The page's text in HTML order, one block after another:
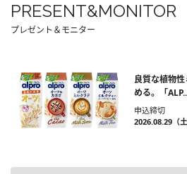
PRESENT&MONITOR
プレゼント＆モニター
良質な植物
める。「
申込締切
2026.08.29（